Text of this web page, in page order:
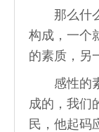
那么什么
构成，一个
的素质，另
感性的素
成的，我们
民，他起码